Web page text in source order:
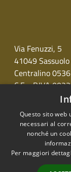
Via Fenuzzi, 5
41049
Centralino
C.F. - P.IVA
Accessibilità
Questo sito web
necessari al
nonché un
Per maggiori